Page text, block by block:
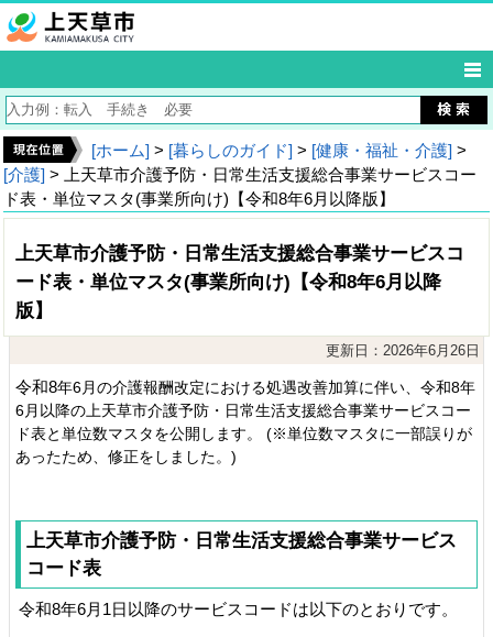
[ホーム] > [暮らしのガイド] > [健康・福祉・介護] >
[介護] > 上天草市介護予防・日常生活支援総合事業サービスコー
ド表・単位マスタ(事業所向け)【令和8年6月以降版】
上天草市介護予防・日常生活支援総合事業サービスコ
ード表・単位マスタ(事業所向け)【令和8年6月以降
版】
更新日：2026年6月26日
令和8年6月の介護報酬改定における処遇改善加算に伴い、令和8年
6月以降の上天草市介護予防・日常生活支援総合事業サービスコー
ド表と単位数マスタを公開します。 (※単位数マスタに一部誤りが
あったため、修正をしました。)
上天草市介護予防・日常生活支援総合事業サービス
コード表
令和8年6月1日以降のサービスコードは以下のとおりです。